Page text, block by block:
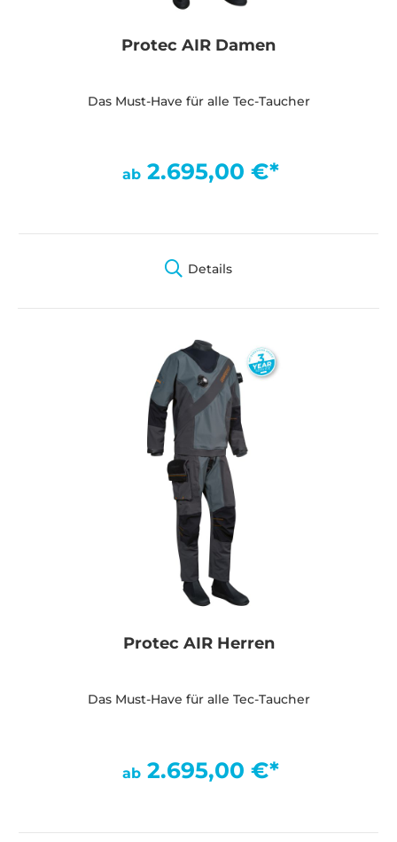
Protec AIR Damen
Das Must-Have für alle Tec-Taucher
ab 2.695,00 €*
Details
Protec AIR Herren
Das Must-Have für alle Tec-Taucher
ab 2.695,00 €*